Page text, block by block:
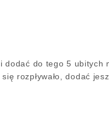
dodać do tego 5 ubitych
rozpływało, dodać